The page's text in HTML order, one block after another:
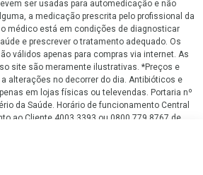
ser usadas para automedicação e não
a medicação prescrita pelo profissional da
médico está em condições de diagnosticar
e prescrever o tratamento adequado. Os
válidos apenas para compras via internet. As
site são meramente ilustrativas. *Preços e
alterações no decorrer do dia. Antibióticos e
em lojas físicas ou televendas. Portaria nº
da Saúde. Horário de funcionamento Central
ao Cliente 4003 3393 ou 0800 779 8767 de